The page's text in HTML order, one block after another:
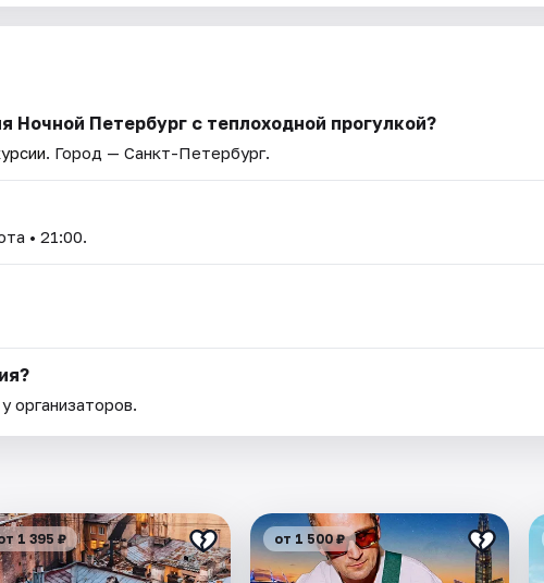
Ночной Петербург с теплоходной прогулкой?
. Город — Санкт-Петербург.
• 21:00.
организаторов.
1 395 ₽ от 1 500 ₽